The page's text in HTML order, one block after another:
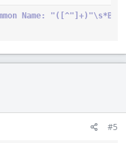
Name:
#5